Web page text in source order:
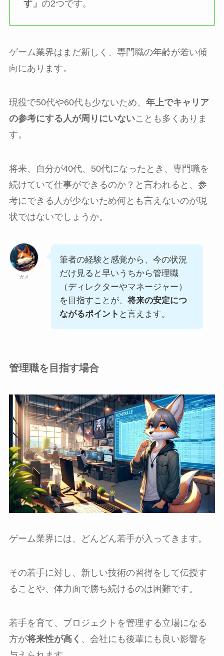
す」 の2つです。
ゲーム業界はまだ新しく、専門職の年齢が若い傾
向にあります。
現役で50代や60代も少ないため、 年上でキャリア
の参考にする人が周りにいないことも多くありま
す。
将来、自分が40代、50代になったとき、専門職を
続けていて仕事ができるのか？と言われると、参
考にできる人が少ないため何とも言えないのが現
状ではないでしょうか。
ガメ
筆者の経験と感覚から、今の状況
だけ見ると早いうちから管理職
（ディレクターやマネージャー）
を目指すことが、将来の安定につ
ながるポイント と言えます。
管理職を目指す場合
ゲーム業界には、どんどん若手が入ってきます。
その若手に対し、新しい技術の習得をして伝授す
ることや、体力面で勝ち続けるのは困難です。
若手を育て、プロジェクトを管理する立場になる
方が将来性が高く 、会社にも後輩にも良い影響を